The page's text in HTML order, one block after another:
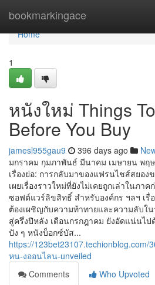
bookmarkingace
Home
Home
1
หนังใหม่ Things
Before You Buy
jamesl955gau9 396 days ago
มกราคม กุมภาพันธ์ มีนาคม เมษายน พฤ
เรื่องย่อ: การกลับมาของแฟรนไชส์สยอ
เผยเรื่องราวใหม่ที่ยังไม่เคยถูกเล่าในภา
ซอฟต์แวร์ลิขสิทธิ์ สำหรับองค์กร ฯลฯ เรื่อ
ต้องเผชิญกับความท้าทายและความลับใน
สู่ครึ่งปีหลัง เดือนกรกฎาคม ยังอัดแน่นไ
ปัง ๆ หนังบ็อกซ์บัส...
https://123bet23107.techionblog.com/
หน-งออนไลน-unveiled
Comments
Who Upvoted